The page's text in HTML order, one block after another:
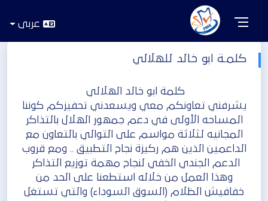
عربى
كلمـة ابو خالد للهلالي
كلمة ابو خالد الهلالي
‏يشرفني تعاونكم معي ويسعدني تحفيزكم كوننا
المساحه الأولى في دعم جمهور الهلال بالتذاكر
المجانيه لثلاثة مواسم على التوالي بالتعاون مع
الداعمين الذين هم ركيزة نجاح التطبيق .. ومع قروب
الدعم الجندي الخفي لنجاح مهمة توزيع التذاكر
‏وهذا العمل من خلاله استطعنا على الحد من
خفافيش الظلام (السوق السوداء) والتي تستغل